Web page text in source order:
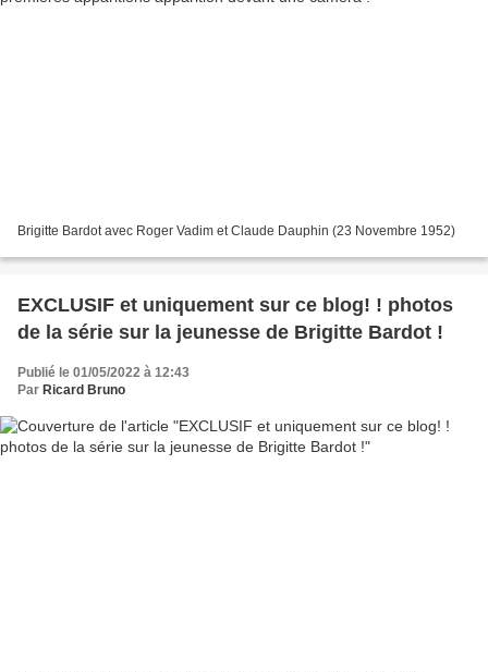
Brigitte Bardot avec Roger Vadim et Claude Dauphin (23 Novembre 1952)
EXCLUSIF et uniquement sur ce blog! ! photos
de la série sur la jeunesse de Brigitte Bardot !
Publié le 01/05/2022 à 12:43
Par Ricard Bruno